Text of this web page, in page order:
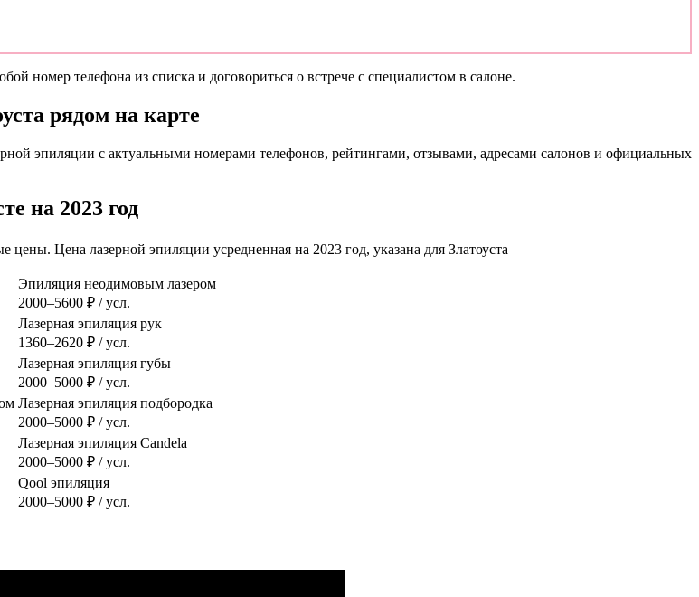
номер телефона из списка и договориться о встрече с специалистом в салоне.
рядом на карте
эпиляции с актуальными номерами телефонов, рейтингами, отзывами, адресами салонов и официальных
на 2023 год
цены. Цена лазерной эпиляции усредненная на 2023 год, указана для Златоуста
Эпиляция неодимовым лазером
2000–5600 ₽ / усл.
Лазерная эпиляция рук
1360–2620 ₽ / усл.
Лазерная эпиляция губы
2000–5000 ₽ / усл.
Лазерная эпиляция подбородка
2000–5000 ₽ / усл.
Лазерная эпиляция Candela
2000–5000 ₽ / усл.
Qool эпиляция
2000–5000 ₽ / усл.